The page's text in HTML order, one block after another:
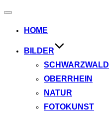
Navigation
HOME
BILDER
SCHWARZWALD
OBERRHEIN
NATUR
FOTOKUNST